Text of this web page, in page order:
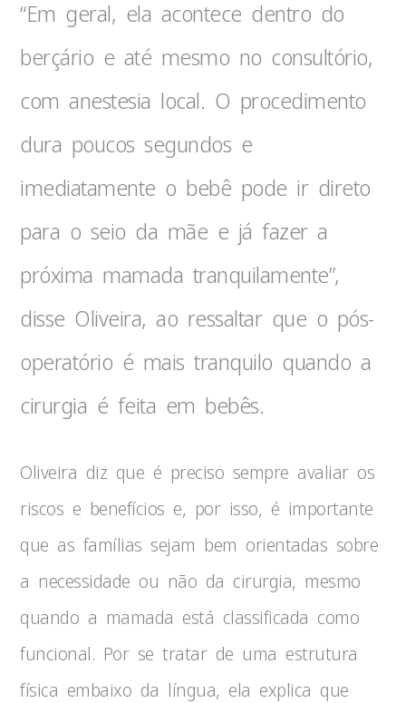
“Em geral, ela acontece dentro do
berçário e até mesmo no consultório,
com anestesia local. O procedimento
dura poucos segundos e
imediatamente o bebê pode ir direto
para o seio da mãe e já fazer a
próxima mamada tranquilamente”,
disse Oliveira, ao ressaltar que o pós-
operatório é mais tranquilo quando a
cirurgia é feita em bebês.
Oliveira diz que é preciso sempre avaliar os
riscos e benefícios e, por isso, é importante
que as famílias sejam bem orientadas sobre
a necessidade ou não da cirurgia, mesmo
quando a mamada está classificada como
funcional. Por se tratar de uma estrutura
física embaixo da língua, ela explica que